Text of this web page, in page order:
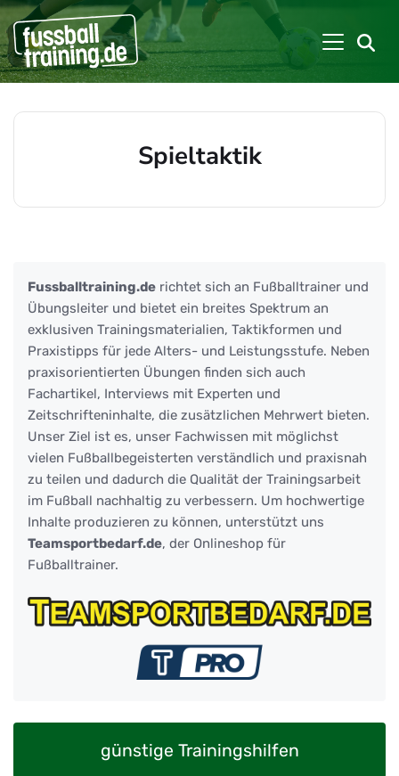
Spieltaktik
Fussballtraining.de richtet sich an Fußballtrainer und
Übungsleiter und bietet ein breites Spektrum an
exklusiven Trainingsmaterialien, Taktikformen und
Praxistipps für jede Alters- und Leistungsstufe. Neben
praxisorientierten Übungen finden sich auch
Fachartikel, Interviews mit Experten und
Zeitschrifteninhalte, die zusätzlichen Mehrwert bieten.
Unser Ziel ist es, unser Fachwissen mit möglichst
vielen Fußballbegeisterten verständlich und praxisnah
zu teilen und dadurch die Qualität der Trainingsarbeit
im Fußball nachhaltig zu verbessern. Um hochwertige
Inhalte produzieren zu können, unterstützt uns
Teamsportbedarf.de, der Onlineshop für
Fußballtrainer.
günstige Trainingshilfen